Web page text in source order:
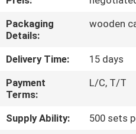
TRETEN
SIE
MIT
UNS
IN
VERBINDUNG
Packaging
Details:
wooden
Delivery Time:
15 days
Payment
Terms:
L/C, T/T
Supply Ability:
500 sets